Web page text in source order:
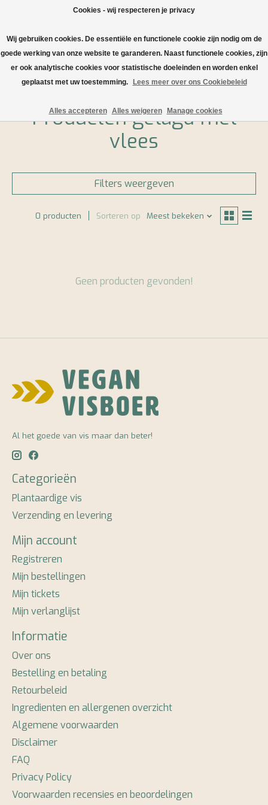
Verlanglijst
Home / Tags / vlees
Producten getagd met
vlees
Filters weergeven
0 producten Sorteren op Meest bekeken
Geen producten gevonden!
Al het goede van vis maar dan beter!
Categorieën
Plantaardige vis
Verzending en levering
Mijn account
Registreren
Mijn bestellingen
Mijn tickets
Mijn verlanglijst
Informatie
Over ons
Bestelling en betaling
Retourbeleid
Ingredienten en allergenen overzicht
Algemene voorwaarden
Disclaimer
FAQ
Privacy Policy
Voorwaarden recensies en beoordelingen
Cookies - wij respecteren je privacy
Wij gebruiken cookies. De essentiële en functionele cookie zijn nodig om de
goede werking van onze website te garanderen. Naast functionele cookies, zijn
er ook analytische cookies voor statistische doeleinden en worden enkel
geplaatst met uw toestemming.
Lees meer over ons Cookiebeleid
Alles accepteren Alles weigeren Manage cookies